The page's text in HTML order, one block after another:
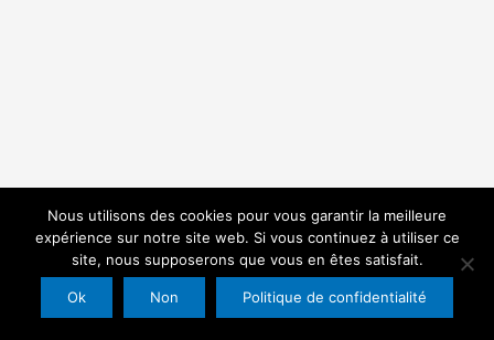
Copyright © 2026 FFMC 88 | Propulsé parThème WordPress Astra
Nous utilisons des cookies pour vous garantir la meilleure
expérience sur notre site web. Si vous continuez à utiliser ce
site, nous supposerons que vous en êtes satisfait.
Ok Non Politique de confidentialité